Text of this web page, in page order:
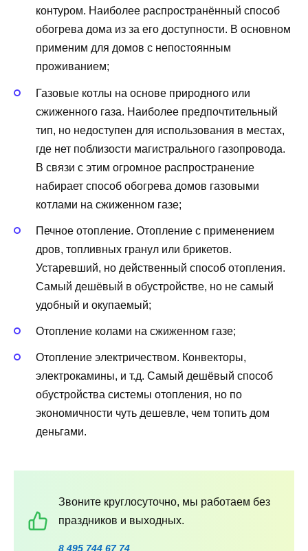
контуром. Наиболее распространённый способ
обогрева дома из за его доступности. В основном
применим для домов с непостоянным
проживанием;
Газовые котлы на основе природного или
сжиженного газа. Наиболее предпочтительный
тип, но недоступен для использования в местах,
где нет поблизости магистрального газопровода.
В связи с этим огромное распространение
набирает способ обогрева домов газовыми
котлами на сжиженном газе;
Печное отопление. Отопление с применением
дров, топливных гранул или брикетов.
Устаревший, но действенный способ отопления.
Самый дешёвый в обустройстве, но не самый
удобный и окупаемый;
Отопление колами на сжиженном газе;
Отопление электричеством. Конвекторы,
электрокамины, и т.д. Самый дешёвый способ
обустройства системы отопления, но по
экономичности чуть дешевле, чем топить дом
деньгами.
Звоните круглосуточно, мы работаем без
праздников и выходных.
8 495 744 67 74